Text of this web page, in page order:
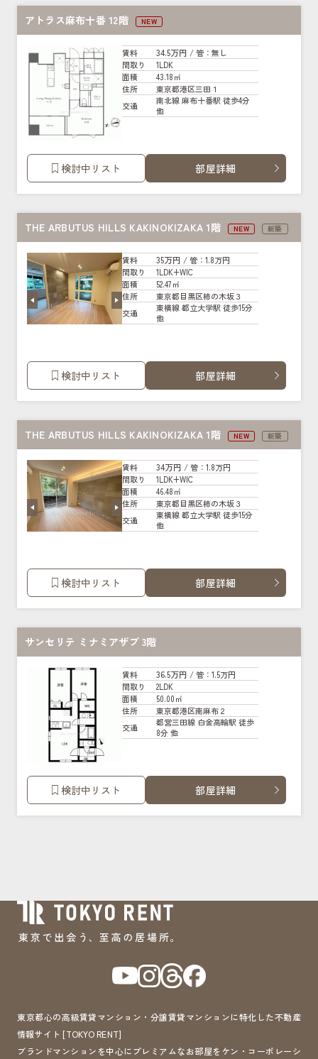
アトラス麻布十番 12階 NEW
賃料 34.5万円 / 管：無し
間取り
1LDK
面積
43.18㎡
住所
東京都港区三田１
交通
南北線 麻布十番駅 徒歩4分
他
検討中リスト 部屋詳細
THE ARBUTUS HILLS KAKINOKIZAKA 1階 NEW 新築
賃料 35万円 / 管：1.8万円
間取り
1LDK+WIC
面積
52.47㎡
住所
東京都目黒区柿の木坂３
交通
東横線 都立大学駅 徒歩15分
他
検討中リスト 部屋詳細
THE ARBUTUS HILLS KAKINOKIZAKA 1階 NEW 新築
賃料 34万円 / 管：1.8万円
間取り
1LDK+WIC
面積
46.48㎡
住所
東京都目黒区柿の木坂３
交通
東横線 都立大学駅 徒歩15分
他
検討中リスト 部屋詳細
サンセリテ ミナミアザブ 3階
賃料 36.5万円 / 管：1.5万円
間取り
2LDK
面積
50.00㎡
住所
東京都港区南麻布２
交通
都営三田線 白金高輪駅 徒歩
8分 他
検討中リスト 部屋詳細
東京都心の高級賃貸マンション・分譲賃貸マンションに特化した不動産
情報サイト [TOKYO RENT]
ブランドマンションを中心にプレミアムなお部屋をケン・コーポレーシ